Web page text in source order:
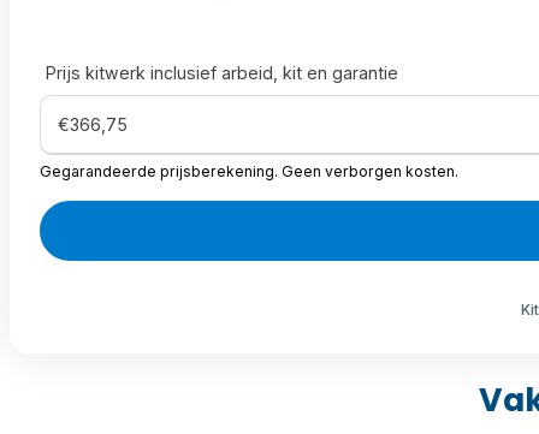
Prijs kitwerk inclusief arbeid, kit en garantie
Gegarandeerde prijsberekening. Geen verborgen kosten.